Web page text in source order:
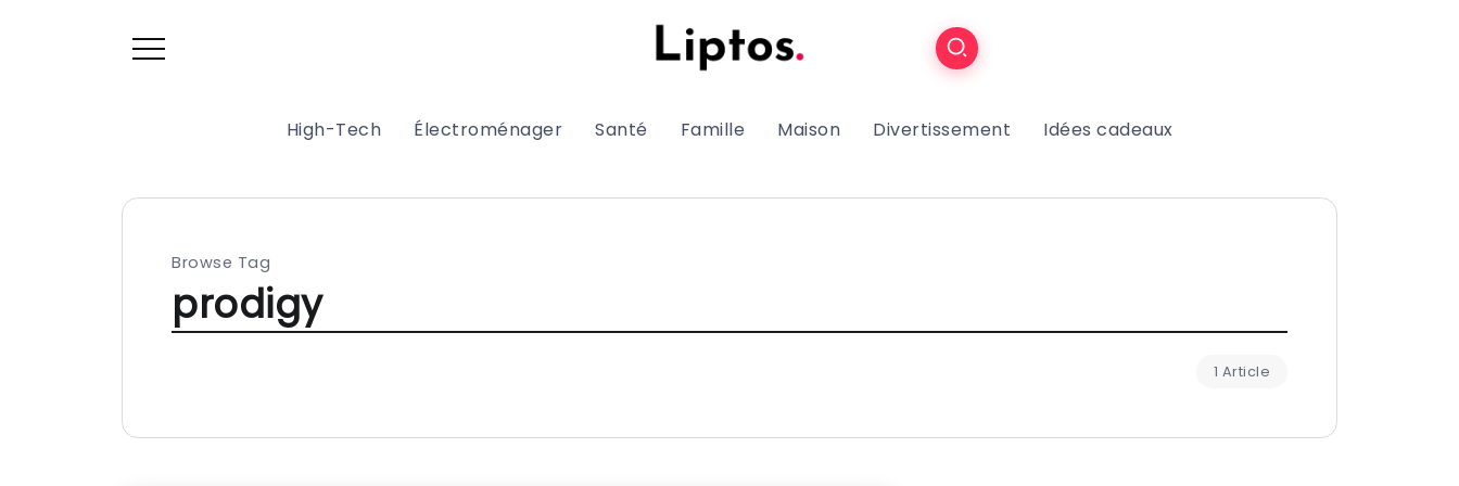
High-Tech Électroménager Santé Famille Maison Divertissement Idées cadeaux
Browse Tag
prodigy
1 Article